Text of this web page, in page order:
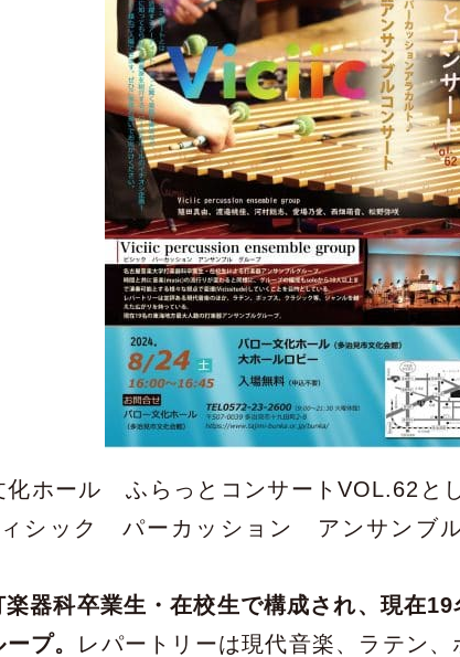
化ホール ふらっとコンサートVOL.62と
シック パーカッション アンサンブ
器科卒業生・在校生で構成され、現在
プ。
レパートリーは現代音楽、ラテン